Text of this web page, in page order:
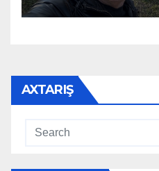
AXTARIŞ